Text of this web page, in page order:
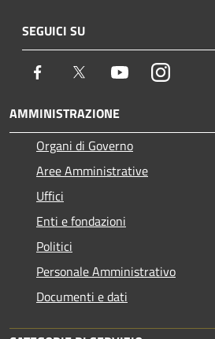
SEGUICI SU
Facebook Twitter YoutubeInstagram
AMMINISTRAZIONE
Organi di Governo
Aree Amministrative
Uffici
Enti e fondazioni
Politici
Personale Amministrativo
Documenti e dati